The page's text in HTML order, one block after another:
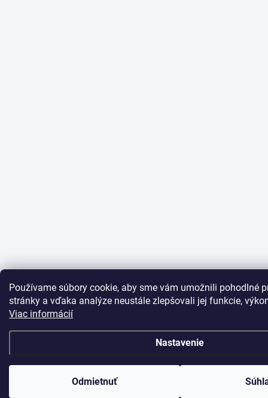
Používame súbory cookie, aby sme vám umožnili pohodlné
stránky a vďaka analýze neustále zlepšovali jej funkcie,
Viac informácií
Nastavenie
Odmietnuť